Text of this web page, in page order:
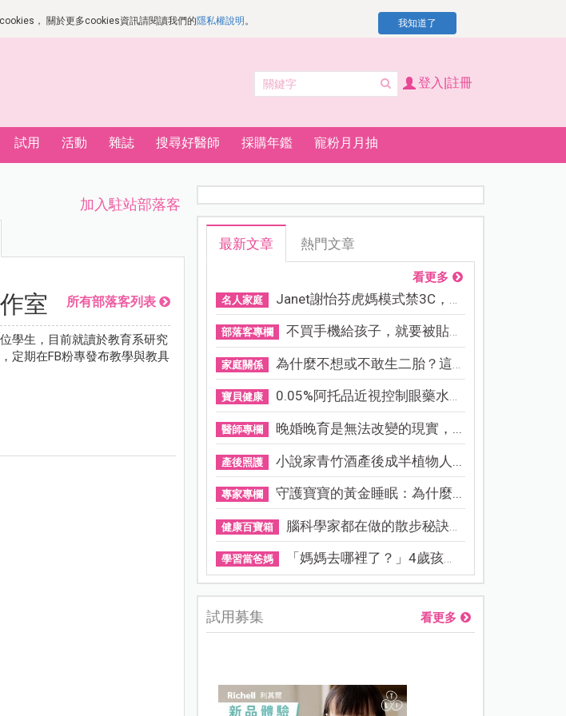
， 關於更多cookies資訊請閱讀我們的隱私權說明 。 我知道了
登入|註冊
試用 活動 雜誌 搜尋好醫師 採購年鑑 寵粉月月抽
加入駐站部落客
室 所有部落客列表
學生，目前就讀於教育系研究
定期在FB粉專發布教學與教具
最新文章 熱門文章
看更多
名人家庭 Janet謝怡芬虎媽模式禁3C，看...
部落客專欄 不買手機給孩子，就要被貼「...
家庭關係 為什麼不想或不敢生二胎？這8...
寶貝健康 0.05%阿托品近視控制眼藥水納...
醫師專欄 晚婚晚育是無法改變的現實，...
產後照護 小說家青竹酒產後成半植物人...
專家專欄 守護寶寶的黃金睡眠：為什麼...
健康百寶箱 腦科學家都在做的散步秘訣！...
學習當爸媽 「媽媽去哪裡了？」4歲孩子還...
試用募集 看更多